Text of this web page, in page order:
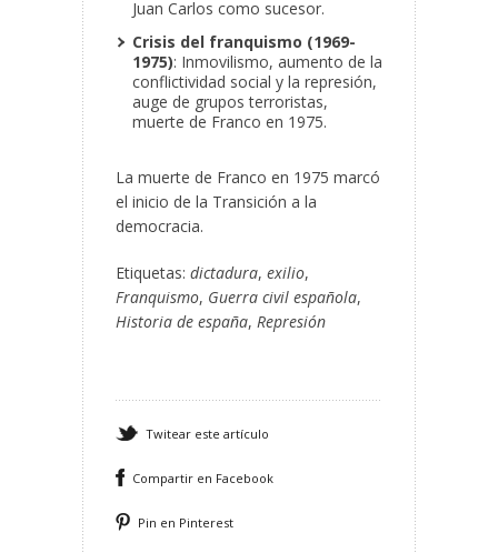
Juan Carlos como sucesor.
Crisis del franquismo (1969-
1975): Inmovilismo, aumento de la
conflictividad social y la represión,
auge de grupos terroristas,
muerte de Franco en 1975.
La muerte de Franco en 1975 marcó
el inicio de la Transición a la
democracia.
Etiquetas: dictadura, exilio,
Franquismo, Guerra civil española,
Historia de españa, Represión
Twitear este artículo
Compartir en Facebook
Pin en Pinterest